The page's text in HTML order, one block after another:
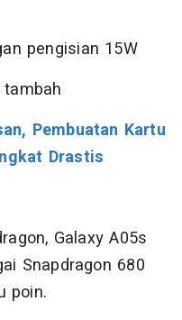
pengisian 15W
Pembuatan Kartu
Drastis
Galaxy A05s
Snapdragon 680
poin.